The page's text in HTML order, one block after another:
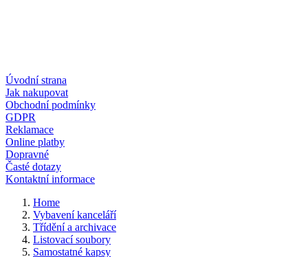
Úvodní strana
Jak nakupovat
Obchodní podmínky
GDPR
Reklamace
Online platby
Dopravné
Časté dotazy
Kontaktní informace
Home
Vybavení kanceláří
Třídění a archivace
Listovací soubory
Samostatné kapsy